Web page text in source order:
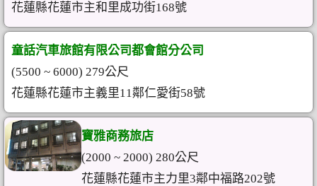
花蓮縣花蓮市主和里成功街168號
童話汽車旅館有限公司都會館分公司
(5500 ~ 6000) 279公尺
花蓮縣花蓮市主義里11鄰仁愛街58號
寶雅商務旅店
(2000 ~ 2000) 280公尺
花蓮縣花蓮市主力里3鄰中福路202號